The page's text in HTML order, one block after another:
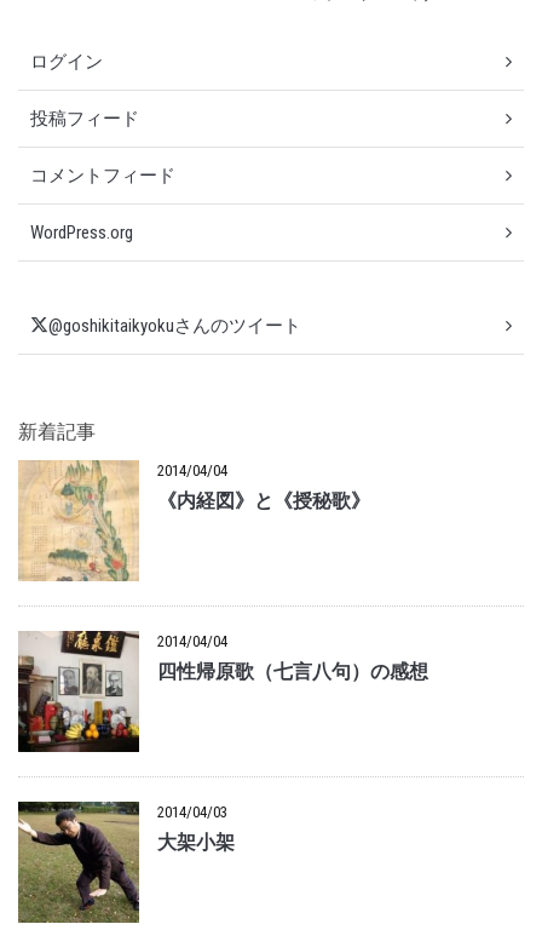
ログイン
投稿フィード
コメントフィード
WordPress.org
@goshikitaikyokuさんのツイート
新着記事
2014/04/04
《内経図》と《授秘歌》
2014/04/04
四性帰原歌（七言八句）の感想
2014/04/03
大架小架